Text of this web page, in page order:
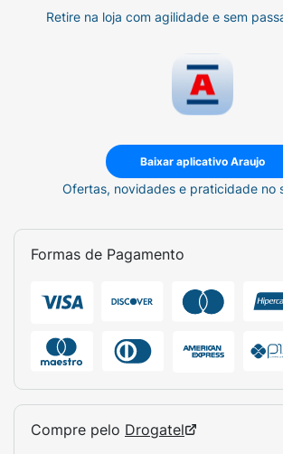
Retire na loja com agilidade e sem
Baixar aplicativo Araujo
Ofertas, novidades e praticidade no
Formas de Pagamento
Compre pelo Drogatel